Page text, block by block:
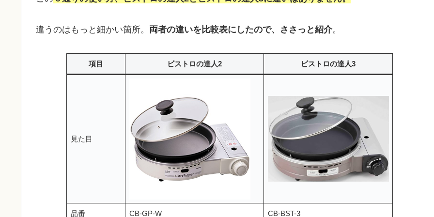
違うのはもっと細かい箇所。 両者の違いを比較表にしたので、ささっと紹介。
項目 ビストロの達人2 ビストロの達人3
見た目
品番 CB-GP-W CB-BST-3